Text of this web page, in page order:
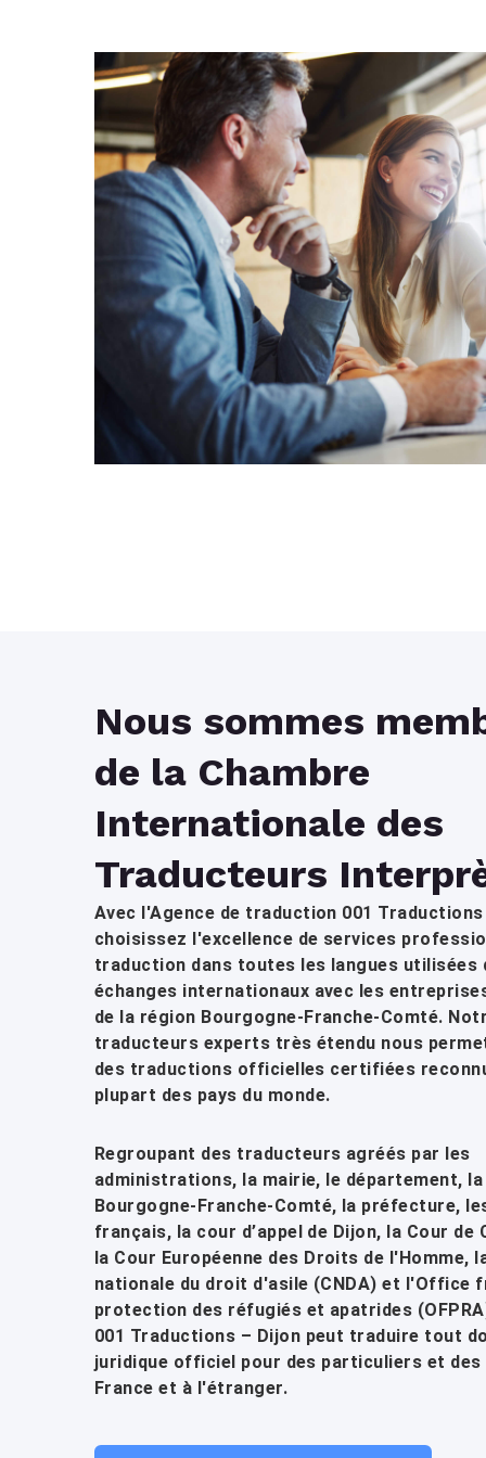
Nous sommes
de la Chambre
Internationale des
Traducteurs
Avec l'Agence de traduction 001
choisissez l'excellence de services
traduction dans toutes les langues utilisées
échanges internationaux avec les
de la région Bourgogne-Franche-Comté.
traducteurs experts très étendu nous
des traductions officielles certifiées
plupart des pays du monde.
Regroupant des traducteurs agréés par les
administrations, la mairie, le département,
Bourgogne-Franche-Comté, la préfecture,
français, la cour d’appel de Dijon, la Cour de
la Cour Européenne des Droits de l'Homme,
nationale du droit d'asile (CNDA) et l'Office
protection des réfugiés et apatrides
001 Traductions – Dijon peut traduire tout
juridique officiel pour des particuliers et des
France et à l'étranger.